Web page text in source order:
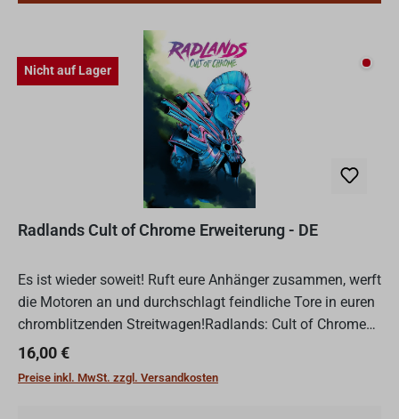
Nicht auf Lager Nicht
Radlands Cult of Chrome Erweiterung - DE
Es ist wieder soweit! Ruft eure Anhänger zusammen, werft
die Motoren an und durchschlagt feindliche Tore in euren
chromblitzenden Streitwagen!Radlands: Cult of Chrome
ist die erste Erweiterung für das kompetitives Due...
Regulärer Preis:
16,00 €
Preise inkl. MwSt. zzgl. Versandkosten